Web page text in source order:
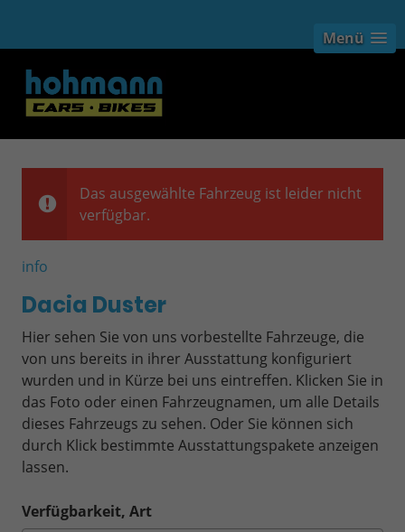
Menü
Das ausgewählte Fahrzeug ist leider nicht
verfügbar.
info
Dacia Duster
Hier sehen Sie von uns vorbestellte Fahrzeuge, die
von uns bereits in ihrer Ausstattung konfiguriert
wurden und in Kürze bei uns eintreffen. Klicken Sie in
das Foto oder einen Fahrzeugnamen, um alle Details
dieses Fahrzeugs zu sehen. Oder Sie können sich
durch Klick bestimmte Ausstattungspakete anzeigen
lassen.
Verfügbarkeit, Art